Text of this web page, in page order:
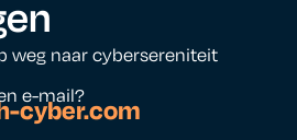
weg naar cybersereniteit
e-mail?
cyber.com